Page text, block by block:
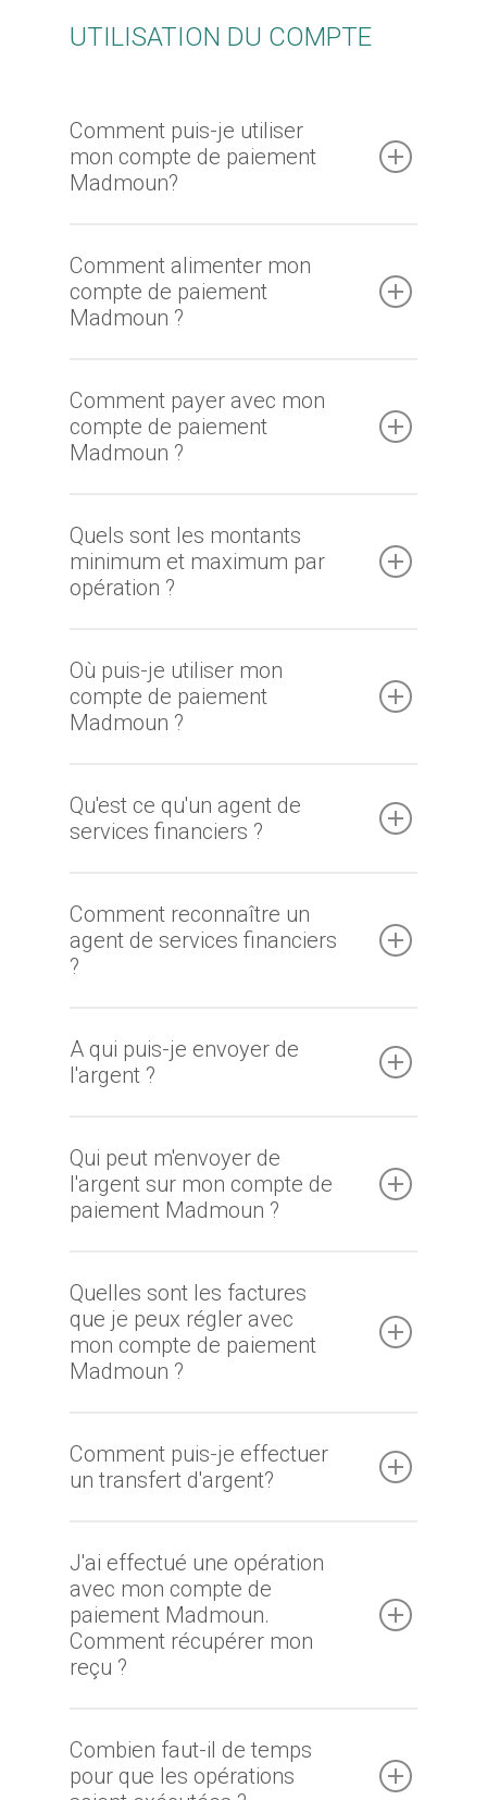
UTILISATION DU COMPTE
Comment puis-je utiliser
mon compte de paiement
Madmoun?
Comment alimenter mon
compte de paiement
Madmoun ?
Comment payer avec mon
compte de paiement
Madmoun ?
Quels sont les montants
minimum et maximum par
opération ?
Où puis-je utiliser mon
compte de paiement
Madmoun ?
Qu'est ce qu'un agent de
services financiers ?
Comment reconnaître un
agent de services financiers
?
A qui puis-je envoyer de
l'argent ?
Qui peut m'envoyer de
l'argent sur mon compte de
paiement Madmoun ?
Quelles sont les factures
que je peux régler avec
mon compte de paiement
Madmoun ?
Comment puis-je effectuer
un transfert d'argent?
J'ai effectué une opération
avec mon compte de
paiement Madmoun.
Comment récupérer mon
reçu ?
Combien faut-il de temps
pour que les opérations
Je suis un
Trouver un